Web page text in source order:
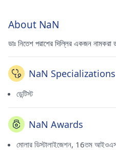
About NaN
ডাঃ নিতেশ পরাশের দিল্লির একজন নামকরা
NaN Specializations
ডেন্টিস্ট
NaN Awards
মোলার ডিস্টালাইজেশন, 16তম আইওএস